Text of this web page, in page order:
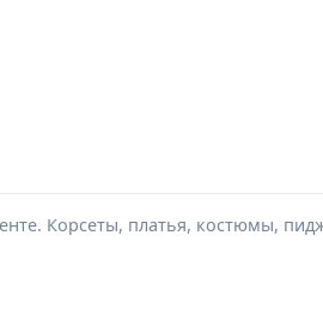
Корсеты, платья, костюмы,